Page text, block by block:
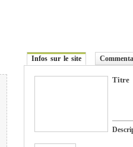
Infos sur le site
Titre